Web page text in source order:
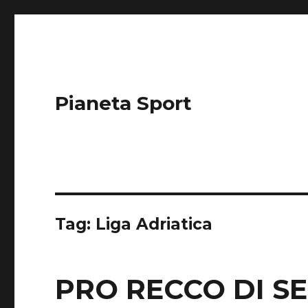
Pianeta Sport
Tag: Liga Adriatica
PRO RECCO DI